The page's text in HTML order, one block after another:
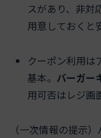
スがあり、非対
用意しておくと
クーポン利用
基本。 バーガー
用可否はレジ画
（一次情報の提示